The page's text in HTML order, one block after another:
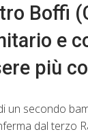
Boffi
e
più
un secondo
dal terzo